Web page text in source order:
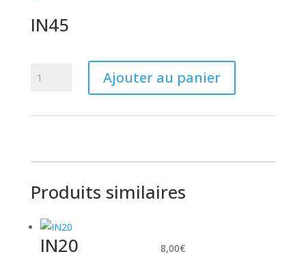
IN45
Ajouter au panier
Produits similaires
IN20 8,00€